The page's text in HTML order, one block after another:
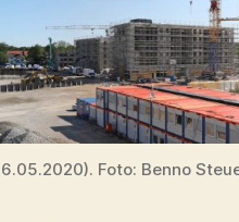
Foto: Benno